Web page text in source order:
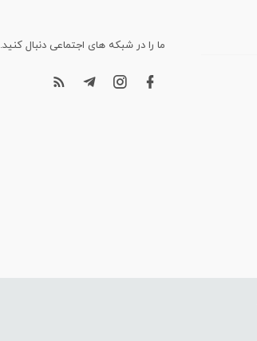
ما را در شبکه های اجتماعی دنبال کنید.